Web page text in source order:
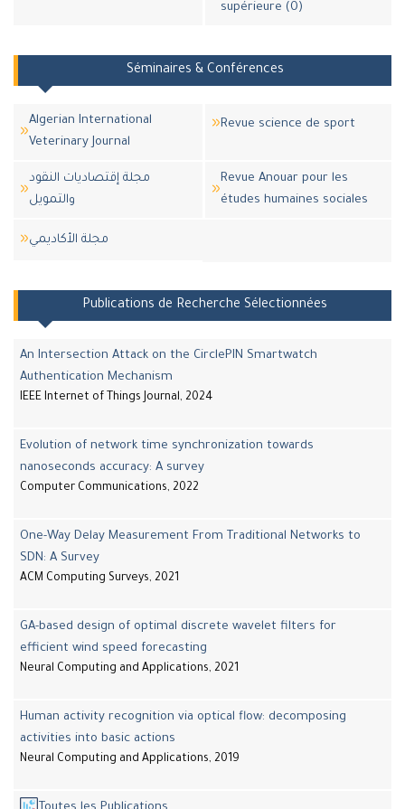
supérieure (0)
Séminaires & Conférences
Algerian International
Veterinary Journal
Revue science de sport
مجلة إقتصاديات النقود
والتمويل
Revue Anouar pour les
études humaines sociales
مجلة اﻷكاديمي
Publications de Recherche Sélectionnées
An Intersection Attack on the CirclePIN Smartwatch
Authentication Mechanism
IEEE Internet of Things Journal, 2024
Evolution of network time synchronization towards
nanoseconds accuracy: A survey
Computer Communications, 2022
One-Way Delay Measurement From Traditional Networks to
SDN: A Survey
ACM Computing Surveys, 2021
GA-based design of optimal discrete wavelet filters for
efficient wind speed forecasting
Neural Computing and Applications, 2021
Human activity recognition via optical flow: decomposing
activities into basic actions
Neural Computing and Applications, 2019